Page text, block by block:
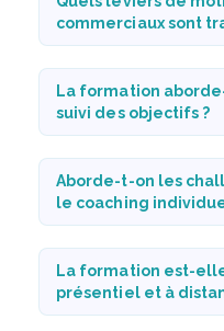
commerciaux sont
La formation
suivi des objectifs ?
Aborde-t-on les
le coaching
La formation est-
présentiel et à